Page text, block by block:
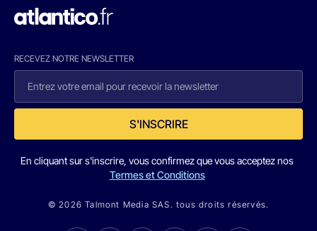
RECEVEZ NOTRE NEWSLETTER
S'INSCRIRE
En cliquant sur s'inscrire, vous confirmez que vous acceptez nos
Termes et Conditions
© 2026 Talmont Media SAS. tous droits réservés.